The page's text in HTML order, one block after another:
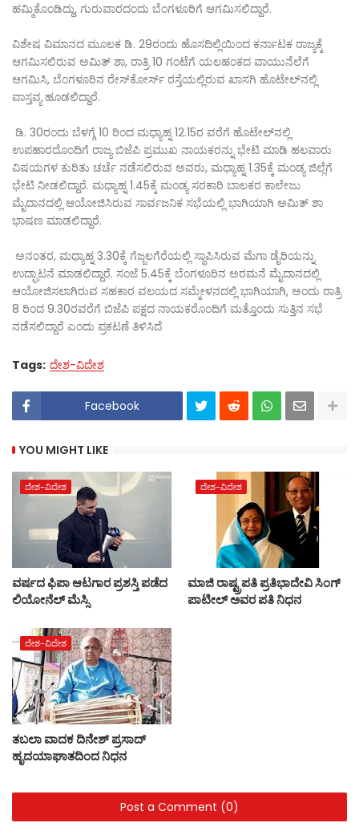
ಹಮ್ಮಿಕೊಂಡಿದ್ದು, ಗುರುವಾರದಂದು ಬೆಂಗಳೂರಿಗೆ ಆಗಮಿಸಲಿದ್ದಾರೆ.
ವಿಶೇಷ ವಿಮಾನದ ಮೂಲಕ ಡಿ. 29ರಂದು ಹೊಸದಿಲ್ಲಿಯಿಂದ ಕರ್ನಾಟಕ ರಾಜ್ಯಕ್ಕೆ
ಆಗಮಿಸಲಿರುವ ಅಮಿತ್ ಶಾ, ರಾತ್ರಿ 10 ಗಂಟೆಗೆ ಯಲಹಂಕದ ವಾಯುನೆಲೆಗೆ
ಆಗಮಿಸಿ, ಬೆಂಗಳೂರಿನ ರೇಸ್‍ಕೋರ್ಸ್ ರಸ್ತೆಯಲ್ಲಿರುವ ಖಾಸಗಿ ಹೊಟೇಲ್‍ನಲ್ಲಿ
ವಾಸ್ತವ್ಯ ಹೂಡಲಿದ್ದಾರೆ.
ಡಿ. 30ರಂದು ಬೆಳಗ್ಗೆ 10 ರಿಂದ ಮಧ್ಯಾಹ್ನ 12.15ರ ವರೆಗೆ ಹೊಟೇಲ್‍ನಲ್ಲಿ
ಉಪಹಾರದೊಂದಿಗೆ ರಾಜ್ಯ ಬಿಜೆಪಿ ಪ್ರಮುಖ ನಾಯಕರನ್ನು ಭೇಟಿ ಮಾಡಿ ಹಲವಾರು
ವಿಷಯಗಳ ಕುರಿತು ಚರ್ಚೆ ನಡೆಸಲಿರುವ ಅವರು, ಮಧ್ಯಾಹ್ನ 1.35ಕ್ಕೆ ಮಂಡ್ಯ ಜಿಲ್ಲೆಗೆ
ಭೇಟಿ ನೀಡಲಿದ್ದಾರೆ. ಮಧ್ಯಾಹ್ನ 1.45ಕ್ಕೆ ಮಂಡ್ಯ ಸರಕಾರಿ ಬಾಲಕರ ಕಾಲೇಜು
ಮೈದಾನದಲ್ಲಿ ಆಯೋಜಿಸಿರುವ ಸಾರ್ವಜನಿಕ ಸಭೆಯಲ್ಲಿ ಭಾಗಿಯಾಗಿ ಅಮಿತ್ ಶಾ
ಭಾಷಣ ಮಾಡಲಿದ್ದಾರೆ.
ಅನಂತರ, ಮಧ್ಯಾಹ್ನ 3.30ಕ್ಕೆ ಗೆಜ್ಜಲಗೆರೆಯಲ್ಲಿ ಸ್ಥಾಪಿಸಿರುವ ಮೆಗಾ ಡೈರಿಯನ್ನು
ಉದ್ಘಾಟನೆ ಮಾಡಲಿದ್ದಾರೆ. ಸಂಜೆ 5.45ಕ್ಕೆ ಬೆಂಗಳೂರಿನ ಅರಮನೆ ಮೈದಾನದಲ್ಲಿ
ಆಯೋಜಿಸಲಾಗಿರುವ ಸಹಕಾರ ವಲಯದ ಸಮ್ಮೇಳನದಲ್ಲಿ ಭಾಗಿಯಾಗಿ, ಅಂದು ರಾತ್ರಿ
8 ರಿಂದ 9.30ರವರೆಗೆ ಬಿಜೆಪಿ ಪಕ್ಷದ ನಾಯಕರೊಂದಿಗೆ ಮತ್ತೊಂದು ಸುತ್ತಿನ ಸಭೆ
ನಡೆಸಲಿದ್ದಾರೆ ಎಂದು ಪ್ರಕಟಣೆ ತಿಳಿಸಿದೆ
Tags: ದೇಶ-ವಿದೇಶ
Facebook
YOU MIGHT LIKE
ದೇಶ-ವಿದೇಶ
ವರ್ಷದ ಫಿಪಾ ಆಟಗಾರ ಪ್ರಶಸ್ತಿ ಪಡೆದ
ಲಿಯೋನೆಲ್ ಮೆಸ್ಸಿ
ದೇಶ-ವಿದೇಶ
ಮಾಜಿ ರಾಷ್ಟ್ರಪತಿ ಪ್ರತಿಭಾದೇವಿ ಸಿಂಗ್‌
ಪಾಟೀಲ್‌ ಅವರ ಪತಿ ನಿಧನ
ದೇಶ-ವಿದೇಶ
ತಬಲಾ ವಾದಕ ದಿನೇಶ್ ಪ್ರಸಾದ್
ಹೃದಯಾಘಾತದಿಂದ ನಿಧನ
Post a Comment (0)